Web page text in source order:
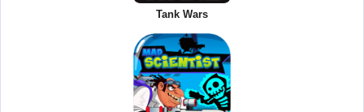
Tank Wars